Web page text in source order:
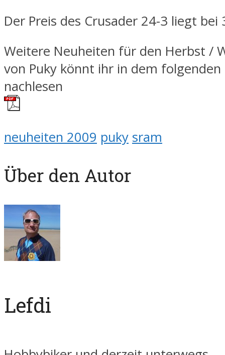
Der Preis des Crusader 24-3 liegt bei
Weitere Neuheiten für den Herbst /
von Puky könnt ihr in dem folgenden
nachlesen
neuheiten 2009 puky sram
Über den Autor
Lefdi